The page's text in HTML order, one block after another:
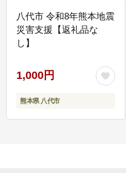
八代市 令和8年熊本地震
災害支援【返礼品な
し】
1,000円
熊本県 八代市